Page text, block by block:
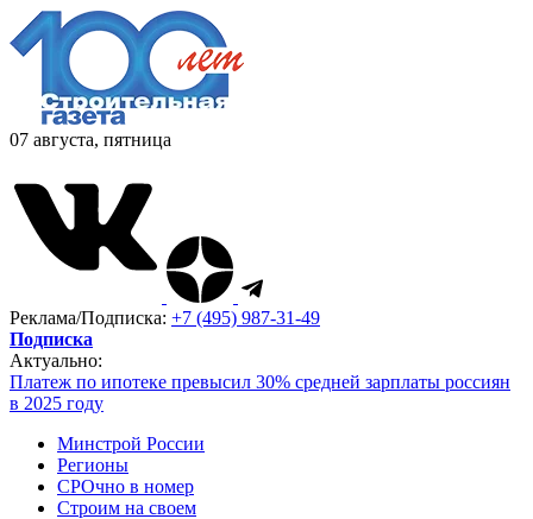
07 августа, пятница
Реклама/Подписка: +7 (495) 987-31-49
Подписка
Актуально:
Платеж по ипотеке превысил 30% средней зарплаты россиян
в 2025 году
Минстрой России
Регионы
СРОчно в номер
Строим на своем